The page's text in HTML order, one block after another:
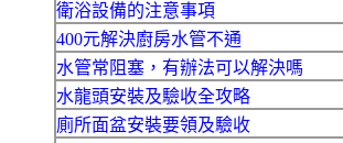
衛浴設備的注意事項
400元解決廚房水管不通
水管常阻塞，有辦法可以解決嗎
水龍頭安裝及驗收全攻略
廁所面盆安裝要領及驗收